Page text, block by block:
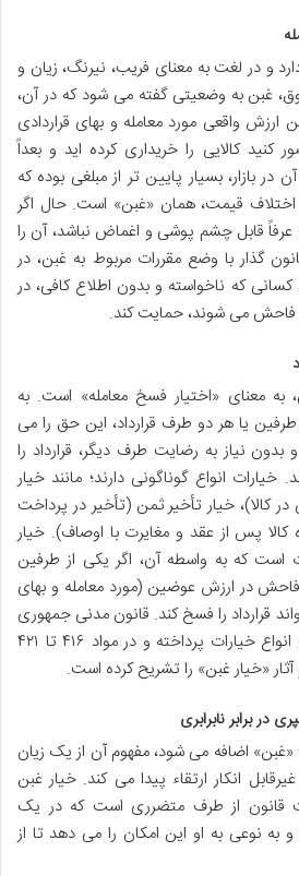
و در لغت به معنای فریب، نیرنگ، زیان و
غبن به وضعیتی گفته می شود که در آن،
ارزش واقعی مورد معامله و بهای قراردادی
کنید کالایی را خریداری کرده اید و بعداً
بازار، بسیار پایین تر از مبلغی بوده که
اختلاف قیمت، همان «غبن» است. حال اگر
قابل چشم پوشی و اغماض نباشد، آن را
گذار با وضع مقررات مربوط به غبن، در
که ناخواسته و بدون اطلاع کافی، در
فاحش می شوند، حمایت کند.
به معنای «اختیار فسخ معامله» است. به
طرفین یا هر دو طرف قرارداد، این حق را می
نیاز به رضایت طرف دیگر، قرارداد را
انواع گوناگونی دارند؛ مانند خیار
خیار تأخیر ثمن (تأخیر در پرداخت
کالا پس از عقد و مغایرت با اوصاف). خیار
است که به واسطه آن، اگر یکی از طرفین
در ارزش عوضین (مورد معامله و بهای
قرارداد را فسخ کند. قانون مدنی جمهوری
اسلامی ایران، به تفصیل به انواع خیارات پرداخته و در مواد ۴۱۶ تا ۴۲۱
«خیار غبن» را تشریح کرده است.
برابر نابرابری
اضافه می شود، مفهوم آن از یک زیان
انکار ارتقاء پیدا می کند. خیار غبن
قانون از طرف متضرری است که در یک
و به نوعی به او این امکان را می دهد تا از